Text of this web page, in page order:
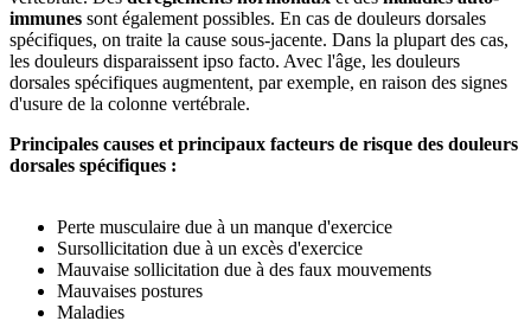
immunes sont également possibles. En cas de douleurs dorsales
spécifiques, on traite la cause sous-jacente. Dans la plupart des cas,
les douleurs disparaissent ipso facto. Avec l'âge, les douleurs
dorsales spécifiques augmentent, par exemple, en raison des signes
d'usure de la colonne vertébrale.
Principales causes et principaux facteurs de risque des douleurs
dorsales spécifiques :
Perte musculaire due à un manque d'exercice
Sursollicitation due à un excès d'exercice
Mauvaise sollicitation due à des faux mouvements
Mauvaises postures
Maladies